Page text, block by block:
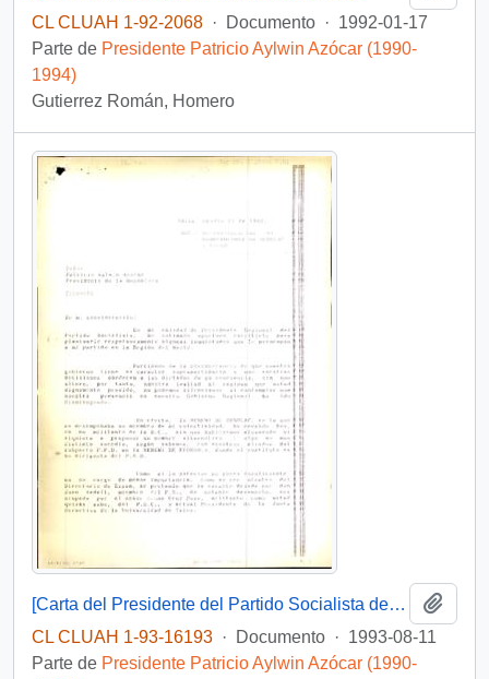
CL CLUAH 1-92-2068 · Documento · 1992-01-17
Parte de Presidente Patricio Aylwin Azócar (1990-
1994)
Gutierrez Román, Homero
[Carta del Presidente del Partido Socialista de Chile VII Región]
CL CLUAH 1-93-16193 · Documento · 1993-08-11
Parte de Presidente Patricio Aylwin Azócar (1990-